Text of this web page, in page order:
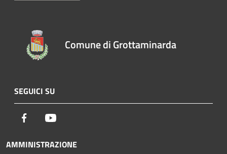
Comune di Grottaminarda
SEGUICI SU
Facebook
AMMINISTRAZIONE